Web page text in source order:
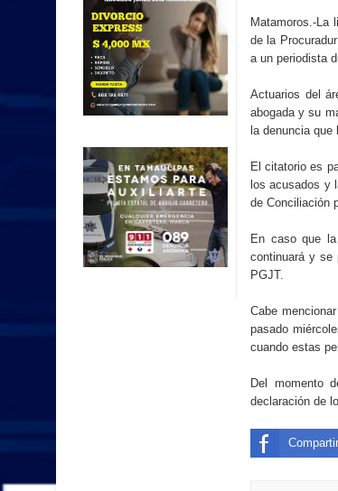
Restaurantes de #Matamoros
• Inaugura SUPERISSSTE una
Matamoros.-La
de la
a un periodista
Actuarios del
abogada y su
la denuncia que
El citatorio es
los acusados y
de Conciliación
En caso que
continuará y se
PGJT.
Cabe
pasado
cuando estas
Del momento
declaración de